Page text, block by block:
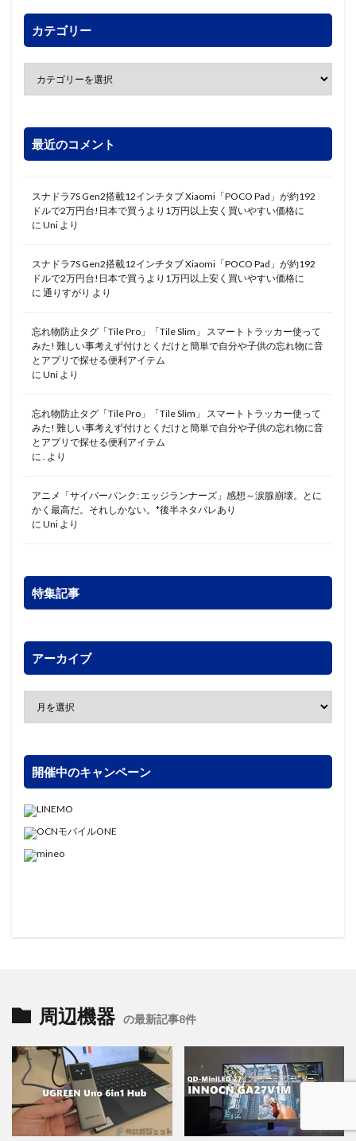
カテゴリー
最近のコメント
スナドラ7S Gen2搭載12インチタブ Xiaomi「POCO Pad」が約192
ドルで2万円台!日本で買うより1万円以上安く買いやすい価格に
に Uni より
スナドラ7S Gen2搭載12インチタブ Xiaomi「POCO Pad」が約192
ドルで2万円台!日本で買うより1万円以上安く買いやすい価格に
に 通りすがり より
忘れ物防止タグ「Tile Pro」「Tile Slim」 スマートトラッカー使って
みた! 難しい事考えず付けとくだけと簡単で自分や子供の忘れ物に音
とアプリで探せる便利アイテム
に Uni より
忘れ物防止タグ「Tile Pro」「Tile Slim」 スマートトラッカー使って
みた! 難しい事考えず付けとくだけと簡単で自分や子供の忘れ物に音
とアプリで探せる便利アイテム
に
より
アニメ「サイバーパンク: エッジランナーズ」感想～涙腺崩壊。とに
かく最高だ。それしかない。*後半ネタバレあり
に Uni より
特集記事
アーカイブ
開催中のキャンペーン
周辺機器 の最新記事8件